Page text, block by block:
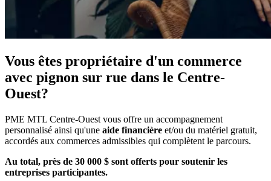
Vous êtes propriétaire d'un commerce
avec pignon sur rue dans le Centre-
Ouest?
PME MTL Centre-Ouest vous offre un accompagnement
personnalisé ainsi qu'une aide financière et/ou du matériel gratuit,
accordés aux commerces admissibles qui complètent le parcours.
Au total, près de 30 000 $ sont offerts pour soutenir les
entreprises participantes.